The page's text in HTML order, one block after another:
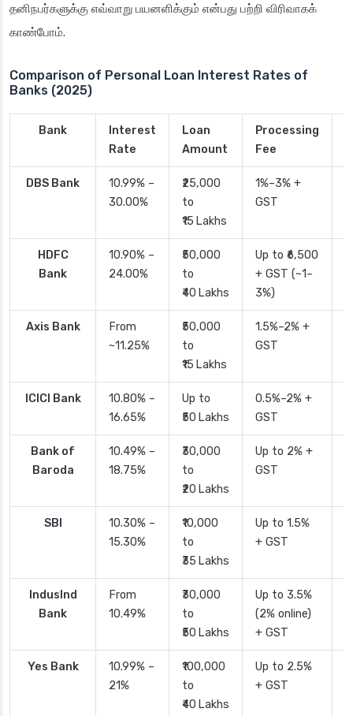
தனிநபர்களுக்கு எவ்வாறு பயனளிக்கும் என்பது பற்றி விரிவாகக்
காண்போம்.
Comparison of Personal Loan Interest Rates of
Banks (2025)
Bank
Interest
Rate
Loan
Amount
Processing
Fee
DBS Bank
10.99% –
30.00%
₹25,000
to
₹15 Lakhs
1%–3% +
GST
HDFC
Bank
10.90% –
24.00%
₹50,000
to
₹40 Lakhs
Up to ₹6,500
+ GST (~1–
3%)
Axis Bank
From
~11.25%
₹50,000
to
₹15 Lakhs
1.5%–2% +
GST
ICICI Bank
10.80% –
16.65%
Up to
₹50 Lakhs
0.5%–2% +
GST
Bank of
Baroda
10.49% –
18.75%
₹30,000
to
₹20 Lakhs
Up to 2% +
GST
SBI
10.30% –
15.30%
₹10,000
to
₹35 Lakhs
Up to 1.5%
+ GST
IndusInd
Bank
From
10.49%
₹30,000
to
₹50 Lakhs
Up to 3.5%
(2% online)
+ GST
Yes Bank
10.99% –
21%
₹100,000
to
₹40 Lakhs
Up to 2.5%
+ GST